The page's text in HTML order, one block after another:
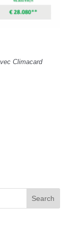
Climacard